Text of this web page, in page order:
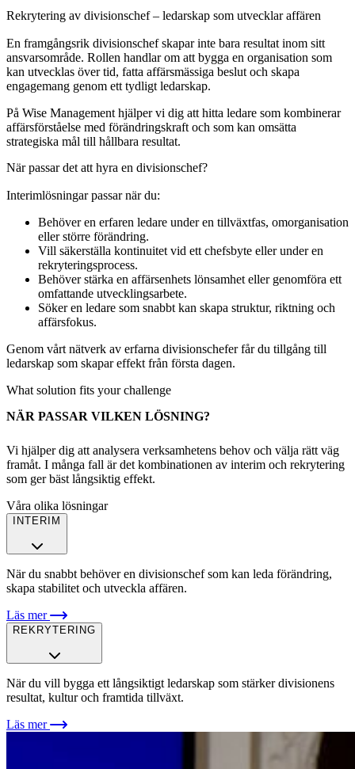
Rekrytering av divisionschef – ledarskap som utvecklar affären
En framgångsrik divisionschef skapar inte bara resultat inom sitt
ansvarsområde. Rollen handlar om att bygga en organisation som
kan utvecklas över tid, fatta affärsmässiga beslut och skapa
engagemang genom ett tydligt ledarskap.
På Wise Management hjälper vi dig att hitta ledare som kombinerar
affärsförståelse med förändringskraft och som kan omsätta
strategiska mål till hållbara resultat.
När passar det att hyra en divisionschef?
Interimlösningar passar när du:
Behöver en erfaren ledare under en tillväxtfas, omorganisation
eller större förändring.
Vill säkerställa kontinuitet vid ett chefsbyte eller under en
rekryteringsprocess.
Behöver stärka en affärsenhets lönsamhet eller genomföra ett
omfattande utvecklingsarbete.
Söker en ledare som snabbt kan skapa struktur, riktning och
affärsfokus.
Genom vårt nätverk av erfarna divisionschefer får du tillgång till
ledarskap som skapar effekt från första dagen.
What solution fits your challenge
NÄR PASSAR VILKEN LÖSNING?
Vi hjälper dig att analysera verksamhetens behov och välja rätt väg
framåt. I många fall är det kombinationen av interim och rekrytering
som ger bäst långsiktig effekt.
Våra olika lösningar
INTERIM
När du snabbt behöver en divisionschef som kan leda förändring,
skapa stabilitet och utveckla affären.
Läs mer
REKRYTERING
När du vill bygga ett långsiktigt ledarskap som stärker divisionens
resultat, kultur och framtida tillväxt.
Läs mer